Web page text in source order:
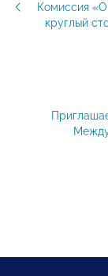
Комиссия
круглый